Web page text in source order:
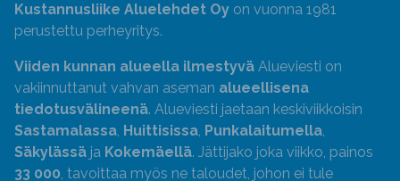
Kustannusliike Aluelehdet Oy on vuonna 1981
perustettu perheyritys.
Viiden kunnan alueella ilmestyvä Alueviesti on
vakiinnuttanut vahvan aseman alueellisena
tiedotusvälineenä. Alueviesti jaetaan keskiviikkoisin
Sastamalassa, Huittisissa, Punkalaitumella,
Säkylässä ja Kokemäellä. Jättijako joka viikko, painos
33 000, tavoittaa myös ne taloudet, johon ei tule